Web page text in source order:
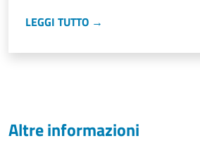
LEGGI TUTTO →
Altre informazioni